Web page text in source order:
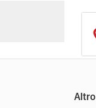
Altro